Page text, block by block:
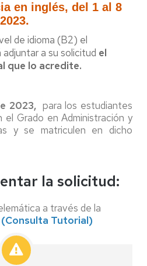
en inglés, del 1 al 8
de idioma (B2) el
a su solicitud el
que lo acredite.
2023, para los estudiantes
Grado en Administración y
y se matriculen en dicho
la solicitud:
a través de la
(Consulta Tutorial)